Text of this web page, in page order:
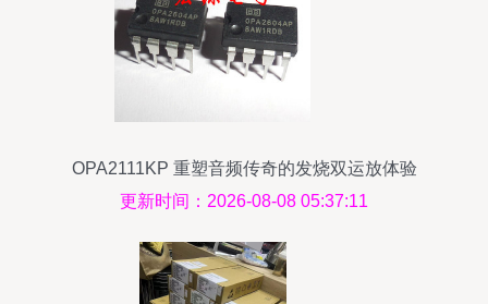
OPA2111KP 重塑音频传奇的发烧双运放体验
更新时间：2026-08-08 05:37:11